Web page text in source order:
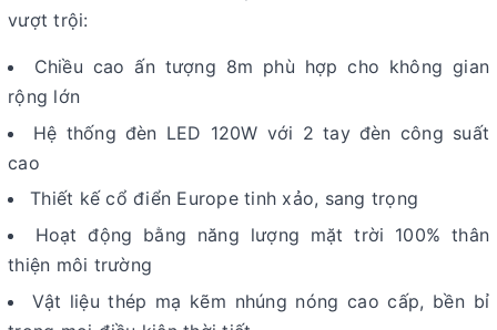
vượt trội:
Chiều cao ấn tượng 8m phù hợp cho không gian
rộng lớn
Hệ thống đèn LED 120W với 2 tay đèn công suất
cao
Thiết kế cổ điển Europe tinh xảo, sang trọng
Hoạt động bằng năng lượng mặt trời 100% thân
thiện môi trường
Vật liệu thép mạ kẽm nhúng nóng cao cấp, bền bỉ